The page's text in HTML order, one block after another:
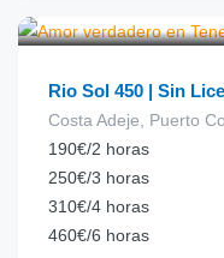
Ver detalles
Rio Sol 450 | Sin
Costa Adeje, Puerto
190€/2 horas
250€/3 horas
310€/4 horas
460€/6 horas